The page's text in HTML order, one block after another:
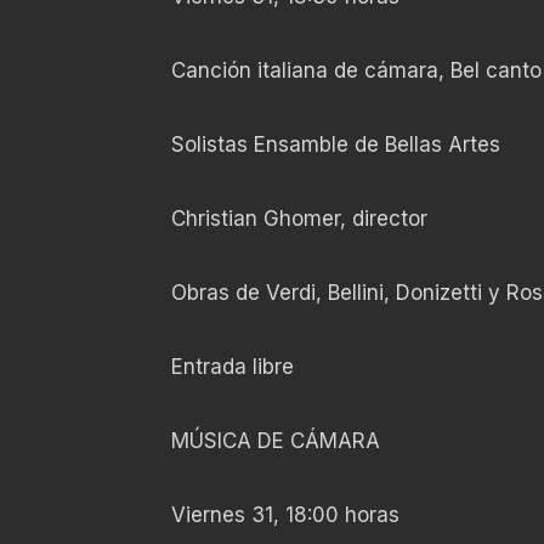
Canción italiana de cámara, Bel canto
Solistas Ensamble de Bellas Artes
Christian Ghomer, director
Obras de Verdi, Bellini, Donizetti y
Entrada libre
MÚSICA DE CÁMARA
Viernes 31, 18:00 horas